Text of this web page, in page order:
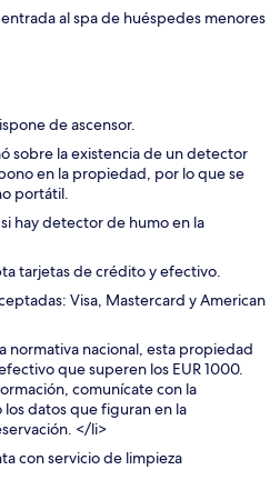
al spa de huéspedes menores
de ascensor.
sobre la existencia de un detector
en la propiedad, por lo que se
portátil.
hay detector de humo en la
tarjetas de crédito y efectivo.
Visa, Mastercard y American
normativa nacional, esta propiedad
que superen los EUR 1000.
comunícate con la
datos que figuran en la
</li>
con servicio de limpieza